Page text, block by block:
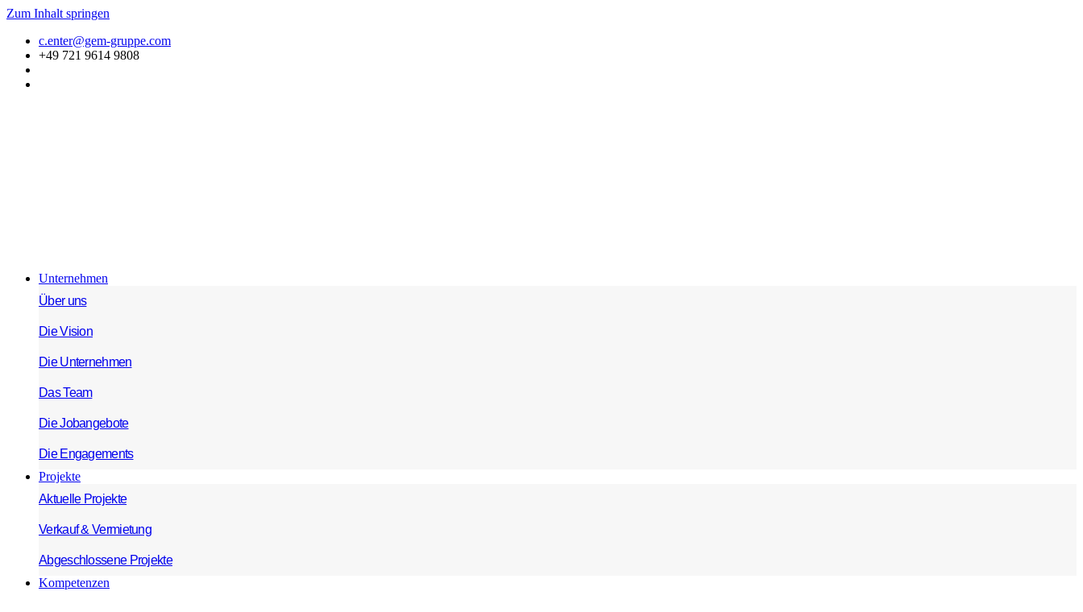
Zum Inhalt springen
c.enter@gem-gruppe.com
+49 721 9614 9808
Unternehmen
Über uns
Die Vision
Die Unternehmen
Das Team
Die Jobangebote
Die Engagements
Projekte
Aktuelle Projekte
Verkauf & Vermietung
Abgeschlossene Projekte
Kompetenzen